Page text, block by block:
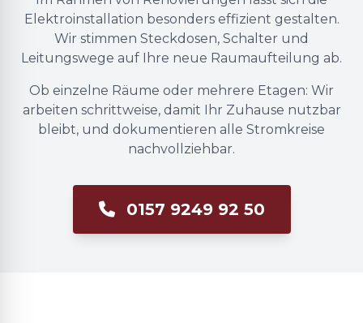
Elektroinstallation besonders effizient gestalten.
Wir stimmen Steckdosen, Schalter und
Leitungswege auf Ihre neue Raumaufteilung ab.
Ob einzelne Räume oder mehrere Etagen: Wir
arbeiten schrittweise, damit Ihr Zuhause nutzbar
bleibt, und dokumentieren alle Stromkreise
nachvollziehbar.
0157 9249 92 50